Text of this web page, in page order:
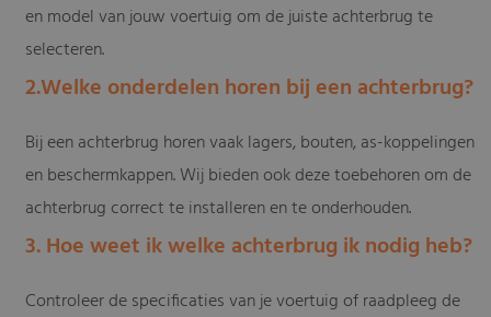
en model van jouw voertuig om de juiste achterbrug te
selecteren.
2.Welke onderdelen horen bij een achterbrug?
Bij een achterbrug horen vaak lagers, bouten, as-koppelingen
en beschermkappen. Wij bieden ook deze toebehoren om de
achterbrug correct te installeren en te onderhouden.
3. Hoe weet ik welke achterbrug ik nodig heb?
Controleer de specificaties van je voertuig of raadpleeg de